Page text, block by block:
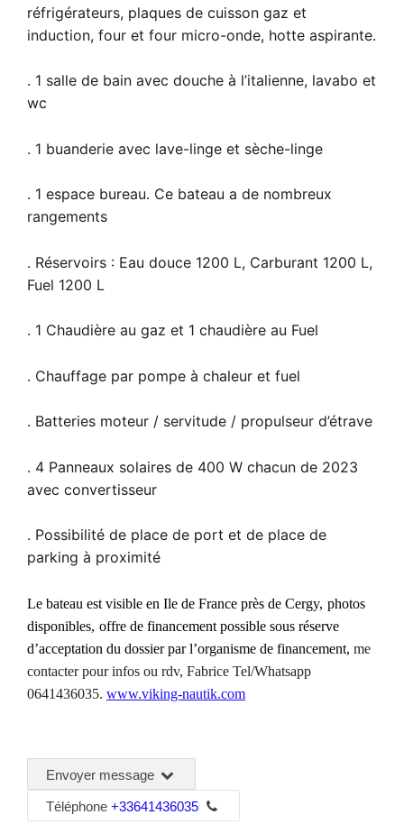
réfrigérateurs, plaques de cuisson gaz et
induction, four et four micro-onde, hotte aspirante.
. 1 salle de bain avec douche à l’italienne, lavabo et
wc
. 1 buanderie avec lave-linge et sèche-linge
. 1 espace bureau. Ce bateau a de nombreux
rangements
. Réservoirs : Eau douce 1200 L, Carburant 1200 L,
Fuel 1200 L
. 1 Chaudière au gaz et 1 chaudière au Fuel
. Chauffage par pompe à chaleur et fuel
. Batteries moteur / servitude / propulseur d’étrave
. 4 Panneaux solaires de 400 W chacun de 2023
avec convertisseur
. Possibilité de place de port et de place de
parking à proximité
Le bateau est visible en Ile de France près de Cergy, photos
disponibles, offre de financement possible sous réserve
d’acceptation du dossierpar l’organisme de financement, me
contacter pour infos ou rdv, Fabrice Tel/Whatsapp
0641436035. www.viking-nautik.com
Envoyer message
Téléphone +33641436035